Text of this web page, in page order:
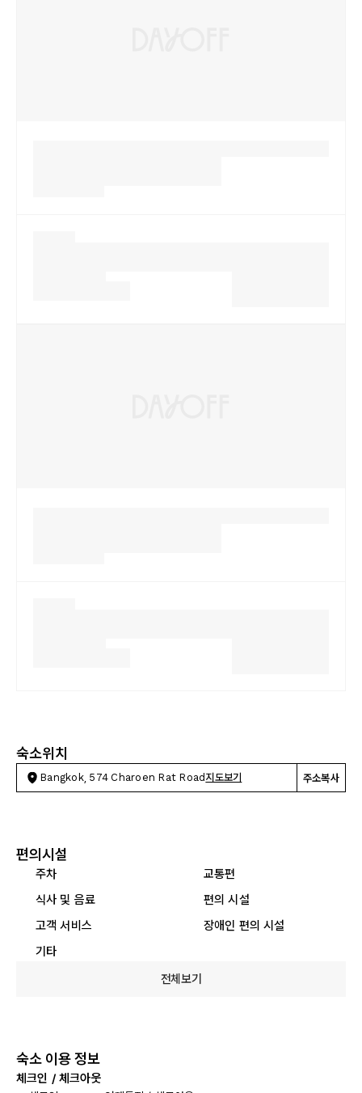
숙소위치
Bangkok, 574 Charoen Rat Road 지도보기 주소복사
편의시설
주차
교통편
식사 및 음료
편의 시설
고객 서비스
장애인 편의 시설
기타
전체보기
숙소 이용 정보
체크인 / 체크아웃